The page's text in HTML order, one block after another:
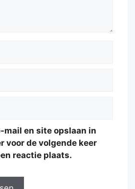
mail en site opslaan in
voor de volgende keer
reactie plaats.